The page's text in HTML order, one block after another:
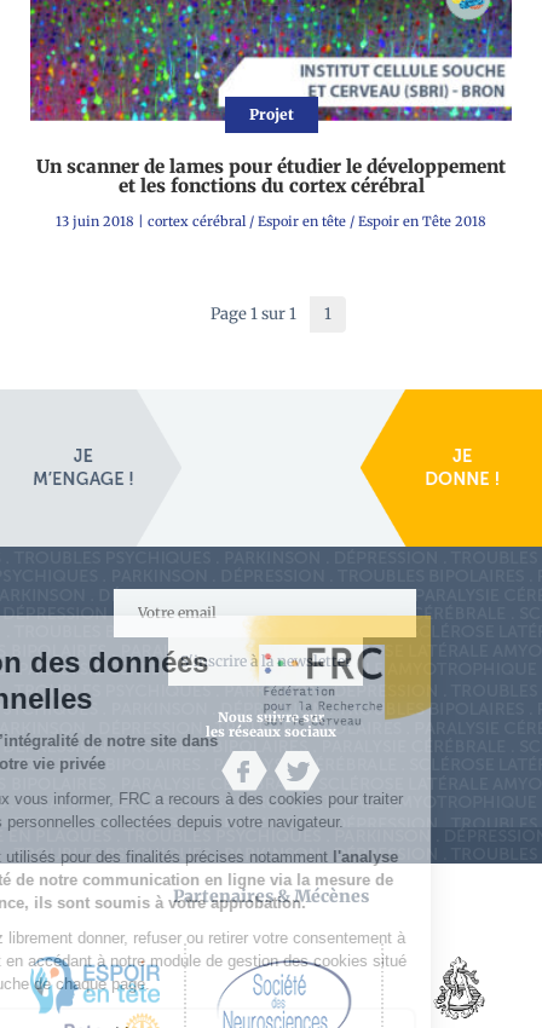
Projet
Un scanner de lames pour étudier le développement
et les fonctions du cortex cérébral
13 juin 2018 | cortex cérébral / Espoir en tête / Espoir en Tête 2018
Page 1 sur 1 1
S'inscrire à la newsletter
Nous suivre sur
les réseaux sociaux
Partenaires & Mécènes